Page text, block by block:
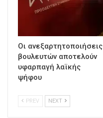
Οι ανεξαρτητοποιήσεις
βουλευτών αποτελούν
υφαρπαγή λαϊκής
ψήφου
PREV NEXT